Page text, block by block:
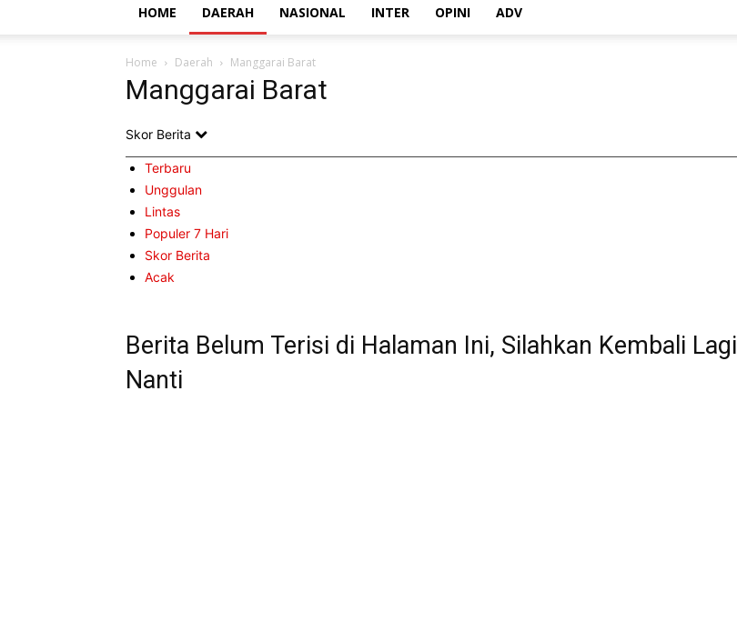
HOME DAERAH NASIONAL INTER OPINI ADV
Home Daerah Manggarai Barat
Manggarai Barat
Skor Berita
Terbaru
Unggulan
Lintas
Populer 7 Hari
Skor Berita
Acak
Berita Belum Terisi di Halaman Ini, Silahkan Kembali Lagi
Nanti